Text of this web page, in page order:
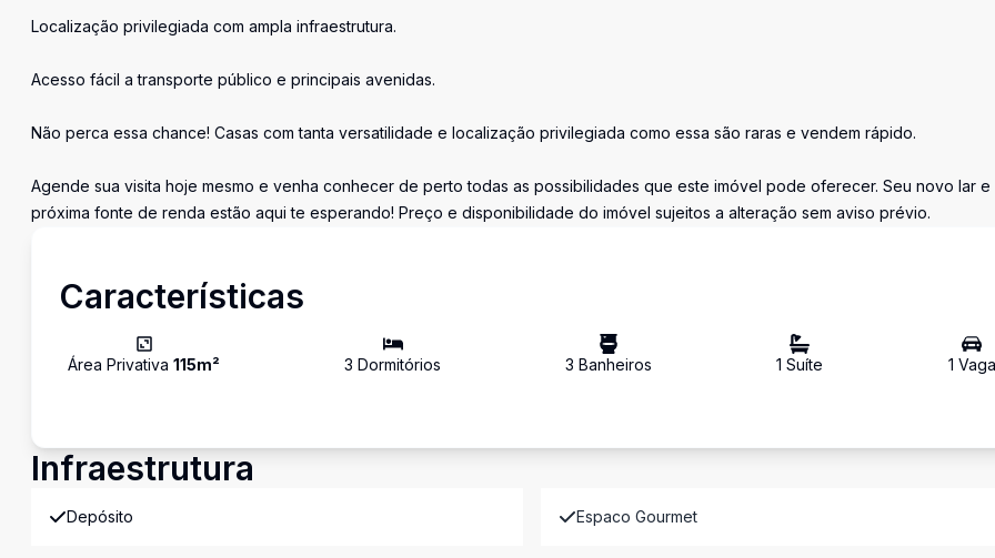
Localização privilegiada com ampla infraestrutura.
Acesso fácil a transporte público e principais avenidas.
Não perca essa chance! Casas com tanta versatilidade e localização privilegiada como essa são raras e vendem rápido.
Agende sua visita hoje mesmo e venha conhecer de perto todas as possibilidades que este imóvel pode oferecer. Seu novo lar e
próxima fonte de renda estão aqui te esperando! Preço e disponibilidade do imóvel sujeitos a alteração sem aviso prévio.
Características
Área Privativa 115m² 3 Dormitórios 3 Banheiros 1 Suíte 1 Vaga
Infraestrutura
Depósito Espaco Gourmet